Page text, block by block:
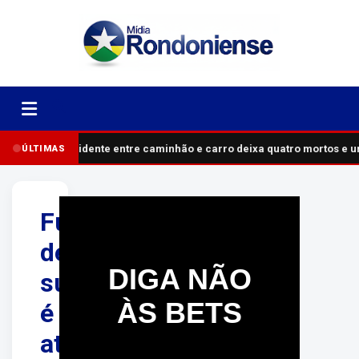
ÚLTIMASAcidente entre caminhão e carro deixa quatro mortos e
Funcionária
de
supermercado
é
atropelada
DIGA NÃO
ÀS BETS